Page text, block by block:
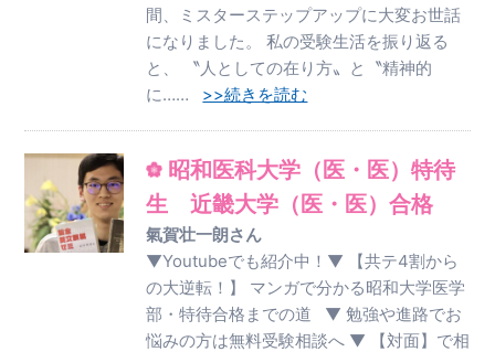
間、ミスターステップアップに大変お世話
になりました。 私の受験生活を振り返る
と、 〝人としての在り方〟と〝精神的
に…… >>続きを読む
昭和医科大学（医・医）特待
生 近畿大学（医・医）合格
氣賀壮一朗さん
▼Youtubeでも紹介中！▼ 【共テ4割から
の大逆転！】 マンガで分かる昭和大学医学
部・特待合格までの道 ▼ 勉強や進路でお
悩みの方は無料受験相談へ ▼ 【対面】で相